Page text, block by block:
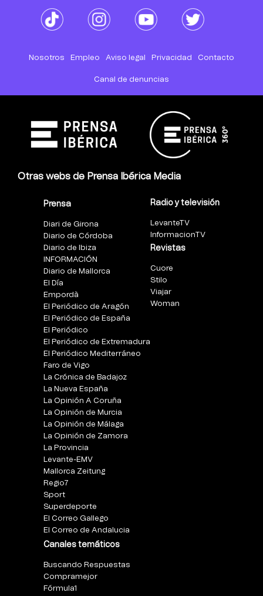
Nosotros Empleo Aviso legal Privacidad Contacto
Canal de denuncias
Otras webs de Prensa Ibérica Media
Prensa
Diari de Girona
Diario de Córdoba
Diario de Ibiza
INFORMACIÓN
Diario de Mallorca
El Día
Empordà
El Periódico de Aragón
El Periódico de España
El Periódico
El Periódico de Extremadura
El Periódico Mediterráneo
Faro de Vigo
La Crónica de Badajoz
La Nueva España
La Opinión A Coruña
La Opinión de Murcia
La Opinión de Málaga
La Opinión de Zamora
La Provincia
Levante-EMV
Mallorca Zeitung
Regio7
Sport
Superdeporte
El Correo Gallego
El Correo de Andalucia
Canales temáticos
Buscando Respuestas
Compramejor
Fórmula1
Radio y televisión
LevanteTV
InformacionTV
Revistas
Cuore
Stilo
Viajar
Woman